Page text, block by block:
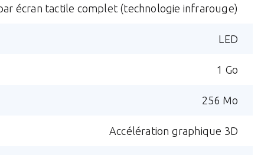
écran tactile complet (technologie infrarouge)
LED
1 Go
256 Mo
Accélération graphique 3D